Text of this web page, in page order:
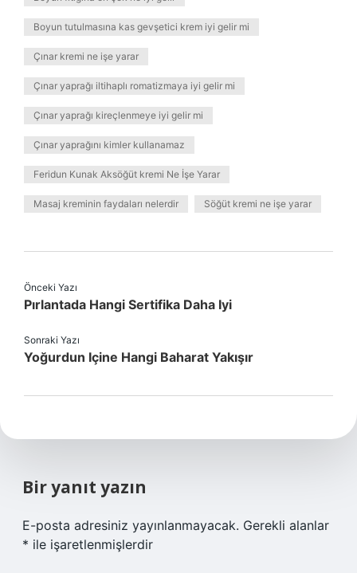
Boyun tutulmasına kas gevşetici krem iyi gelir mi
Çınar kremi ne işe yarar
Çınar yaprağı iltihaplı romatizmaya iyi gelir mi
Çınar yaprağı kireçlenmeye iyi gelir mi
Çınar yaprağını kimler kullanamaz
Feridun Kunak Aksöğüt kremi Ne İşe Yarar
Masaj kreminin faydaları nelerdir Söğüt kremi ne işe yarar
Önceki Yazı
Pırlantada Hangi Sertifika Daha Iyi
Sonraki Yazı
Yoğurdun Içine Hangi Baharat Yakışır
Bir yanıt yazın
E-posta adresiniz yayınlanmayacak. Gerekli alanlar
* ile işaretlenmişlerdir